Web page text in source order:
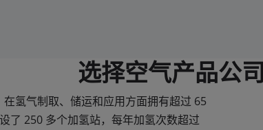
选择空气产品公
氢气制取、储运和应用方面拥有超过 65
了 250 多个加氢站，每年加氢次数超过